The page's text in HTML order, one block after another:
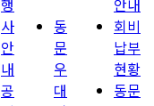
행
사
안
내
공
동
문
우
대
안내
회비
납부
현황
동문